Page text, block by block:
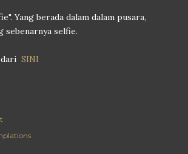
Yang berada dalam dalam pusara,
sebenarnya selfie.
SINI